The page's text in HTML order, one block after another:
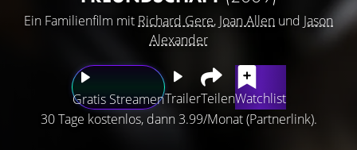
Ein Familienfilm mit Richard Gere, Joan Allen und Jason
Alexander
Gratis StreamenTrailerTeilenWatchlist
30 Tage kostenlos, dann 3.99/Monat (Partnerlink).